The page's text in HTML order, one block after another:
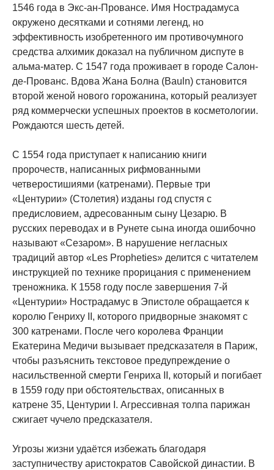
1546 года в Экс-ан-Провансе. Имя Нострадамуса
окружено десятками и сотнями легенд, но
эффективность изобретенного им противочумного
средства алхимик доказал на публичном диспуте в
альма-матер. С 1547 года проживает в городе Салон-
де-Прованс. Вдова Жана Болна (Bauln) становится
второй женой нового горожанина, который реализует
ряд коммерчески успешных проектов в косметологии.
Рождаются шесть детей.
С 1554 года приступает к написанию книги
пророчеств, написанных рифмованными
четверостишиями (катренами). Первые три
«Центурии» (Столетия) изданы год спустя с
предисловием, адресованным сыну Цезарю. В
русских переводах и в Рунете сына иногда ошибочно
называют «Сезаром». В нарушение негласных
традиций автор «Les Propheties» делится с читателем
инструкцией по технике прорицания с применением
треножника. К 1558 году после завершения 7-й
«Центурии» Нострадамус в Эпистоле обращается к
королю Генриху II, которого придворные знакомят с
300 катренами. После чего королева Франции
Екатерина Медичи вызывает предсказателя в Париж,
чтобы разъяснить текстовое предупреждение о
насильственной смерти Генриха II, который и погибает
в 1559 году при обстоятельствах, описанных в
катрене 35, Центурии I. Агрессивная толпа парижан
сжигает чучело предсказателя.
Угрозы жизни удаётся избежать благодаря
заступничеству аристократов Савойской династии. В